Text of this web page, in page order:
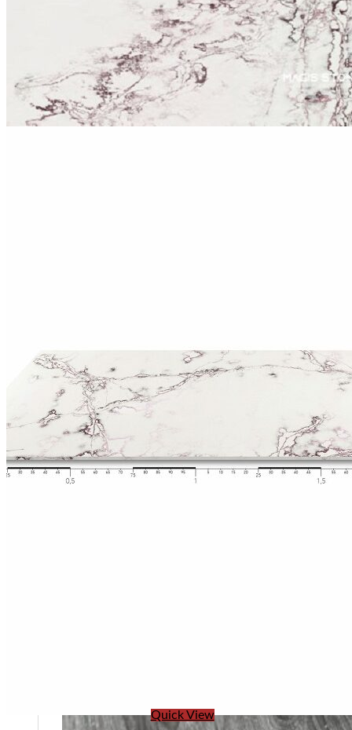
Quick View